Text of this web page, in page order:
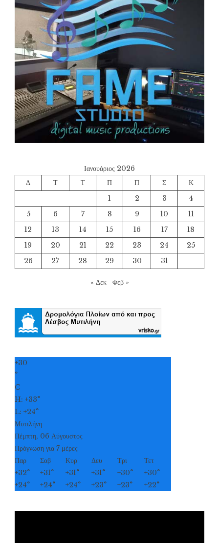
Ιανουάριος 2026
Δ
Τ Τ Π Π Σ
Κ
1
2 3
4
5
6 7 8 9 10
11
12
13 14 15 16 17
18
19
20 21 22 23 24
25
26
27 28 29 30 31
« Δεκ Φεβ »
+30
°
C
H: +33°
L: +24°
Μυτιλήνη
Πέμπτη, 06 Αύγουστος
Πρόγνωση για 7 μέρες
Παρ
Σαβ Κυρ Δευ Τρι
Τετ
+32° +31° +31° +31° +30° +30°
+24° +24° +24° +23° +23° +22°